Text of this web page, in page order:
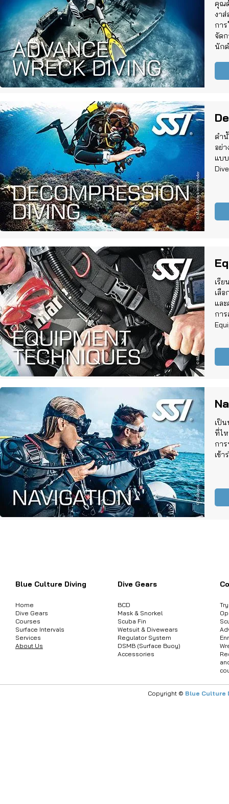
คุณ
งาส่
กา
จัด
นัก
ดำ
อย่
แบ
เรี
เลื
แล
กา
เป็
ที่ไ
กา
เข้
Blue Culture Diving
Home
Dive Gears
Courses
Surface Intervals
Services
About Us
Dive Gears
BCD
Mask & Snorkel
Scuba Fin
Wetsuit & Divewears
Regulator System
DSMB (Surface Buoy)
Accessories
Copyright © Blue Culture